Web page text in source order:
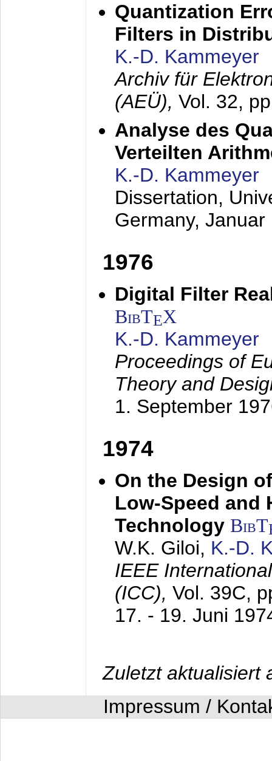
Quantization
Filters in
K.-D. Kammeyer
Archiv für
(AEÜ), Vol. 32,
Analyse des
Verteilten
K.-D. Kammeyer
Dissertation,
Germany, Januar
1976
Digital Filter
BibTEX
K.-D. Kammeyer
Proceedings of
Theory and
1. September
1974
On the Design
Low-Speed and
Technology BibT
W.K. Giloi, K.-D.
IEEE
(ICC), Vol. 39C,
17. - 19. Juni
Zuletzt aktualisiert
Impressum /